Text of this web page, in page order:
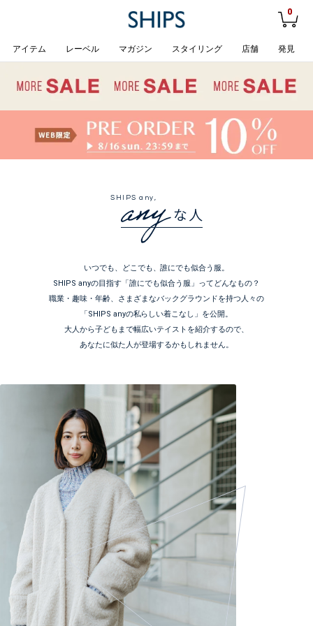
0
アイテム レーベル マガジン スタイリング 店舗 発見
SHIPS any,
いつでも、どこでも、誰にでも似合う服。
SHIPS anyの目指す「誰にでも似合う服」ってどんなもの？
職業・趣味・年齢、さまざまなバックグラウンドを持つ人々の
「SHIPS anyの私らしい着こなし」を公開。
大人から子どもまで幅広いテイストを紹介するので、
あなたに似た人が登場するかもしれません。